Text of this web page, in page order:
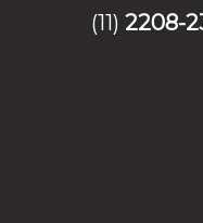
(11) 2208-